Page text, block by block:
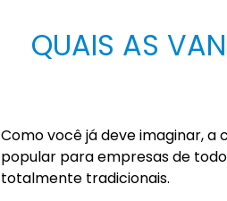
QUAIS AS
Como você já deve imaginar,
popular para empresas de
totalmente tradicionais.